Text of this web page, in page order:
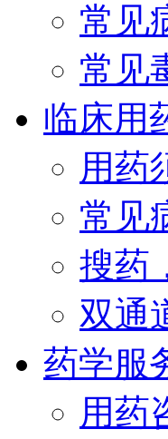
常见
常见
临床用
用药
常见
搜药
双通
药学服
用药